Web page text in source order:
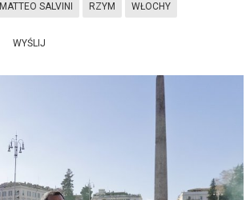
MATTEO SALVINI RZYM WŁOCHY
WYŚLIJ